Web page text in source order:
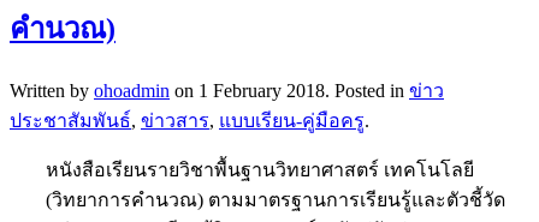
คำนวณ)
Written by ohoadmin on 1 February 2018. Posted in ข่าว
ประชาสัมพันธ์, ข่าวสาร, แบบเรียน-คู่มือครู.
หนังสือเรียนรายวิชาพื้นฐานวิทยาศาสตร์ เทคโนโลยี
(วิทยาการคำนวณ) ตามมาตรฐานการเรียนรู้และตัวชี้วัด